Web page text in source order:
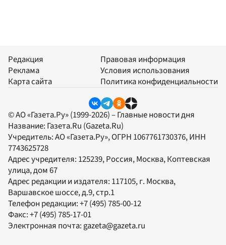
Редакция
Реклама
Карта сайта
Правовая информация
Условия использования
Политика конфиденциальности
© АО «Газета.Ру» (1999-2026) – Главные новости дня
Название: Газета.Ru (Gazeta.Ru)
Учредитель:АО «Газета.Ру», ОГРН 1067761730376, ИНН
7743625728
Адрес учредителя: 125239, Россия, Москва, Коптевская
улица, дом 67
Адрес редакции и издателя: 117105, г. Москва,
Варшавское шоссе, д.9, стр.1
Телефон редакции:+7 (495) 785-00-12
Факс:+7 (495) 785-17-01
Электронная почта: gazeta@gazeta.ru